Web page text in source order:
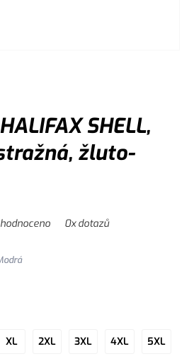
SHELL,
žluto-
0x dotazů
XL 2XL 3XL 4XL 5XL